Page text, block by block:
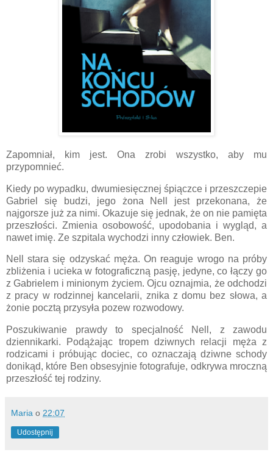
Zapomniał, kim jest. Ona zrobi wszystko, aby mu
przypomnieć.
Kiedy po wypadku, dwumiesięcznej śpiączce i przeszczepie
Gabriel się budzi, jego żona Nell jest przekonana, że
najgorsze już za nimi. Okazuje się jednak, że on nie pamięta
przeszłości. Zmienia osobowość, upodobania i wygląd, a
nawet imię. Ze szpitala wychodzi inny człowiek. Ben.
Nell stara się odzyskać męża. On reaguje wrogo na próby
zbliżenia i ucieka w fotograficzną pasję, jedyne, co łączy go
z Gabrielem i minionym życiem. Ojcu oznajmia, że odchodzi
z pracy w rodzinnej kancelarii, znika z domu bez słowa, a
żonie pocztą przysyła pozew rozwodowy.
Poszukiwanie prawdy to specjalność Nell, z zawodu
dziennikarki. Podążając tropem dziwnych relacji męża z
rodzicami i próbując dociec, co oznaczają dziwne schody
donikąd, które Ben obsesyjnie fotografuje, odkrywa mroczną
przeszłość tej rodziny.
Maria o 22:07
Udostępnij